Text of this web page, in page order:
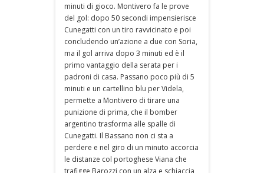
minuti di gioco. Montivero fa le prove
del gol: dopo 50 secondi impensierisce
Cunegatti con un tiro ravvicinato e poi
concludendo un’azione a due con Soria,
ma il gol arriva dopo 3 minuti ed è il
primo vantaggio della serata per i
padroni di casa. Passano poco più di 5
minuti e un cartellino blu per Videla,
permette a Montivero di tirare una
punizione di prima, che il bomber
argentino trasforma alle spalle di
Cunegatti. Il Bassano non ci sta a
perdere e nel giro di un minuto accorcia
le distanze col portoghese Viana che
trafigge Barozzi con un alza e schiaccia